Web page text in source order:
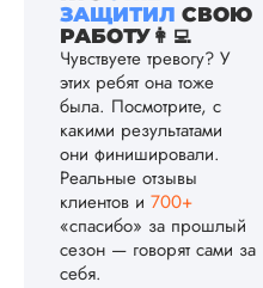
ЗАЩИТИЛ СВОЮ
РАБОТУ👩‍💻
Чувствуете тревогу? У
этих ребят она тоже
была. Посмотрите, с
какими результатами
они финишировали.
Реальные отзывы
клиентов и 700+
«спасибо» за прошлый
сезон — говорят сами за
себя.